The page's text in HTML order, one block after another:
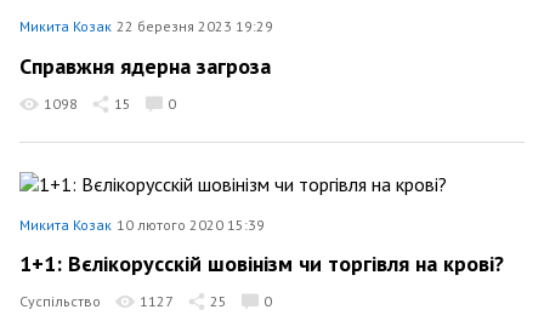
Микита Козак 22 березня 2023 19:29
Справжня ядерна загроза
1098 15 0
Микита Козак 10 лютого 2020 15:39
1+1: Вєлікорусскій шовінізм чи торгівля на крові?
Суспільство 1127 25 0